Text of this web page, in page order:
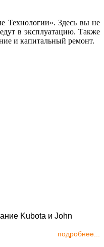
Технологии». Здесь вы не
в эксплуатацию. Также
и капитальный ремонт.
подробнее...